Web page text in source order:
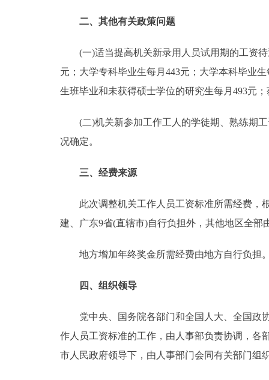
二、其他有关政策问题
(一)适当提高机关新录用人员试用期的工资待
元；大学专科毕业生每月443元；大学本科毕业
生班毕业和未获得硕士学位的研究生每月493元
(二)机关新参加工作工人的学徒期、熟练期工
况确定。
三、经费来源
此次调整机关工作人员工资标准所需经费，根
建、广东9省(直辖市)自行负担外，其他地区全部
地方增加年终奖金所需经费由地方自行负担
四、组织领导
党中央、国务院各部门和全国人大、全国政协
作人员工资标准的工作，由人事部负责协调，各
市人民政府领导下，由人事部门会同有关部门组